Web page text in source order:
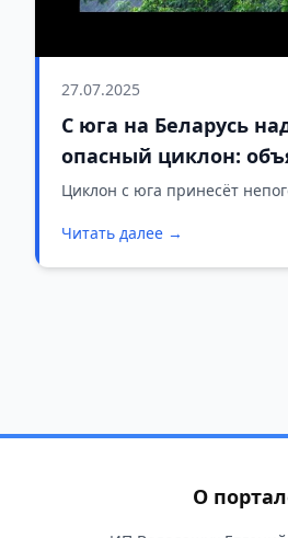
27.07.2025
С юга на Беларусь
опасный циклон:
оранжевый уровень
Циклон с юга принесёт
Читать далее →
О